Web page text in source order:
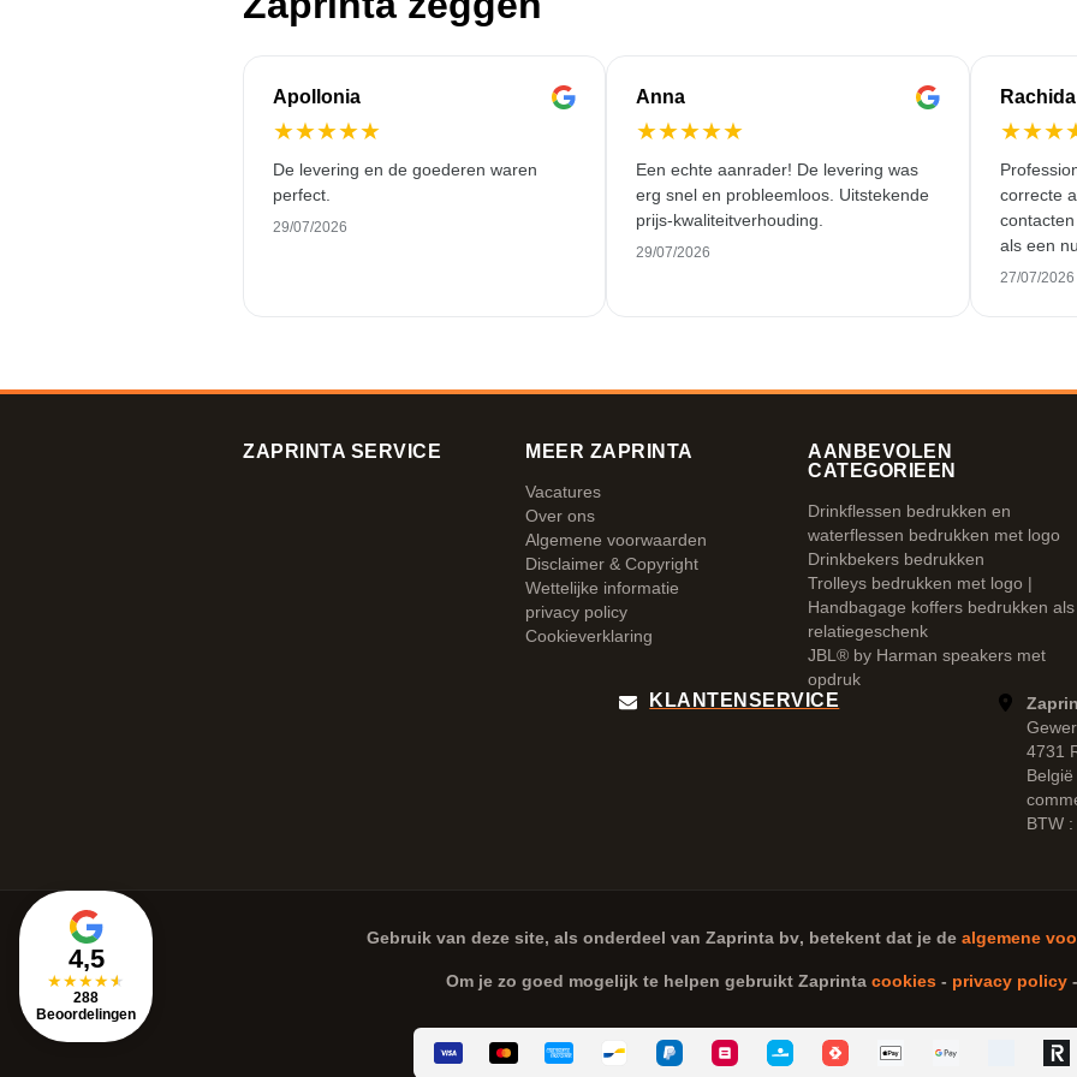
Apollonia
★★★★★
De levering en de goederen waren
perfect.
29/07/2026
Anna
★★★★★
Een echte aanrader! De levering was
erg snel en probleemloos. Uitstekende
prijs-kwaliteitverhouding.
29/07/2026
Rachida
★★★
correcte
als een
goede
27/07/2026
4,5
★★★★★
288
Beoordelingen
ZAPRINTA SERVICE MEER ZAPRINTA
Vacatures
Over ons
Algemene voorwaarden
Disclaimer & Copyright
Wettelijke informatie
privacy policy
Cookieverklaring
AANBEVOLEN
CATEGORIEEN
Drinkflessen bedrukken en
waterflessen bedrukken met logo
Drinkbekers bedrukken
Trolleys bedrukken met logo |
Handbagage koffers bedrukken als
relatiegeschenk
JBL® by Harman speakers met
opdruk
KLANTENSERVICE
4731
België
BTW
Gebruik van deze site, als onderdeel van Zaprinta bv, betekent dat je de algemene
Om je zo goed mogelijk te helpen gebruikt Zaprinta cookies- privacy policy-